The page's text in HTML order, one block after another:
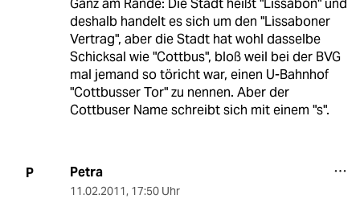
Ganz am Rande: Die Stadt heißt "Lissabon" und
deshalb handelt es sich um den "Lissaboner
Vertrag", aber die Stadt hat wohl dasselbe
Schicksal wie "Cottbus", bloß weil bei der BVG
mal jemand so töricht war, einen U-Bahnhof
"Cottbusser Tor" zu nennen. Aber der
Cottbuser Name schreibt sich mit einem "s".
P Petra
11.02.2011, 17:50 Uhr